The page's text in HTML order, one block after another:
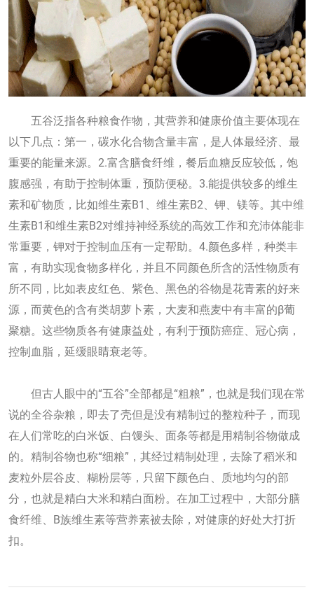
五谷泛指各种粮食作物，其营养和健康价值主要体现在
以下几点：第一，碳水化合物含量丰富，是人体最经济、最
重要的能量来源。2.富含膳食纤维，餐后血糖反应较低，饱
腹感强，有助于控制体重，预防便秘。3.能提供较多的维生
素和矿物质，比如维生素B1、维生素B2、钾、镁等。其中维
生素B1和维生素B2对维持神经系统的高效工作和充沛体能非
常重要，钾对于控制血压有一定帮助。4.颜色多样，种类丰
富，有助实现食物多样化，并且不同颜色所含的活性物质有
所不同，比如表皮红色、紫色、黑色的谷物是花青素的好来
源，而黄色的含有类胡萝卜素，大麦和燕麦中有丰富的β葡
聚糖。这些物质各有健康益处，有利于预防癌症、冠心病，
控制血脂，延缓眼睛衰老等。
但古人眼中的“五谷”全部都是“粗粮”，也就是我们现在常
说的全谷杂粮，即去了壳但是没有精制过的整粒种子，而现
在人们常吃的白米饭、白馒头、面条等都是用精制谷物做成
的。精制谷物也称“细粮”，其经过精制处理，去除了稻米和
麦粒外层谷皮、糊粉层等，只留下颜色白、质地均匀的部
分，也就是精白大米和精白面粉。在加工过程中，大部分膳
食纤维、B族维生素等营养素被去除，对健康的好处大打折
扣。